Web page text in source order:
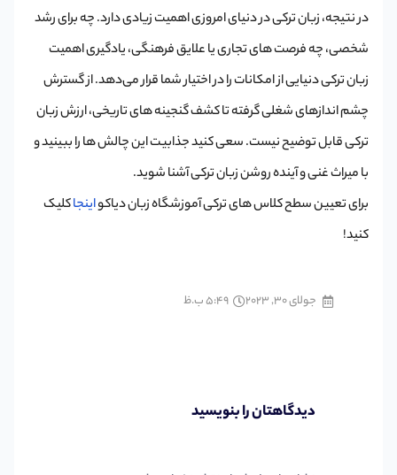
در نتیجه، زبان ترکی در دنیای امروزی اهمیت زیادی دارد. چه برای رشد
شخصی، چه فرصت‌ های تجاری یا علایق فرهنگی، یادگیری اهمیت
زبان ترکی دنیایی از امکانات را در اختیار شما قرار می‌دهد. از گسترش
چشم ‌اندازهای شغلی گرفته تا کشف گنجینه‌ های تاریخی، ارزش زبان
ترکی قابل توضیح نیست. سعی کنید جذابیت این چالش ها را ببینید و
با میراث غنی و آینده روشن زبان ترکی آشنا شوید.
برای تعیین سطح کلاس های ترکی آموزشگاه زبان دیاکواینجاکلیک
کنید!
جولای 30, 2023 5:49 ب.ظ
دیدگاهتان را بنویسید